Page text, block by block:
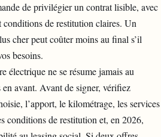
de privilégier un contrat lisible, avec
conditions de restitution claires. Un
cher peut coûter moins au final s’il
besoins.
électrique ne se résume jamais au
avant. Avant de signer, vérifiez
l’apport, le kilométrage, les services
conditions de restitution et, en 2026,